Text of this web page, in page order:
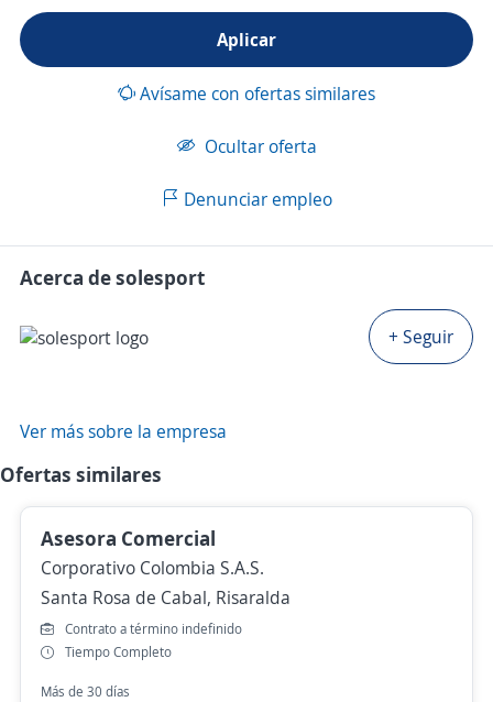
Aplicar
Avísame con ofertas similares
Ocultar oferta
Denunciar empleo
Acerca de solesport
+ Seguir
Ver más sobre la empresa
Ofertas similares
Asesora Comercial
Corporativo Colombia S.A.S.
Santa Rosa de Cabal, Risaralda
Contrato a término indefinido
Tiempo Completo
Más de 30 días